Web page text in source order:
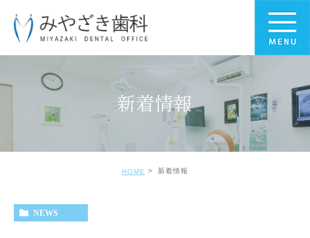
新着情報
HOME 新着情報
NEWS